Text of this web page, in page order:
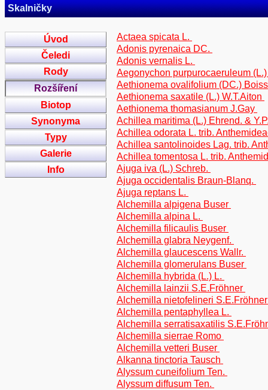
Skalničky
Úvod
Čeledi
Rody
Rozšíření
Biotop
Synonyma
Typy
Galerie
Info
Actaea spicata L.
Adonis pyrenaica DC.
Adonis vernalis L.
Aegonychon purpurocaeruleum
Aethionema ovalifolium (DC.)
Aethionema saxatile (L.) W.T.Aiton
Aethionema thomasianum J.Gay
Achillea maritima (L.) Ehrend. &
Achillea odorata L. trib.
Achillea santolinoides Lag. trib.
Achillea tomentosa L. trib.
Ajuga iva (L.) Schreb.
Ajuga occidentalis Braun-Blanq.
Ajuga reptans L.
Alchemilla alpigena Buser
Alchemilla alpina L.
Alchemilla filicaulis Buser
Alchemilla glabra Neygenf.
Alchemilla glaucescens Wallr.
Alchemilla glomerulans Buser
Alchemilla hybrida (L.) L.
Alchemilla lainzii S.E.Fröhner
Alchemilla nietofelineri
Alchemilla pentaphyllea L.
Alchemilla serratisaxatilis
Alchemilla sierrae Romo
Alchemilla vetteri Buser
Alkanna tinctoria Tausch
Alyssum cuneifolium Ten.
Alyssum diffusum Ten.